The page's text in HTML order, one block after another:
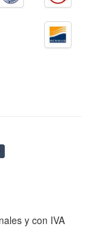
y con IVA